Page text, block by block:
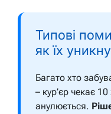
Типові
як їх
Багато хто
– кур’єр чекає
анулюється.